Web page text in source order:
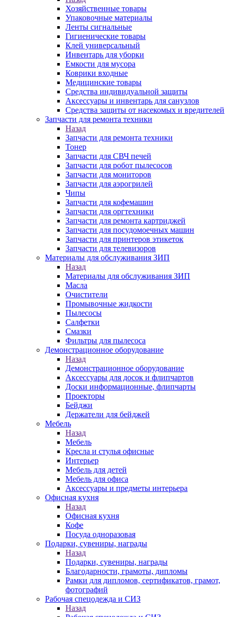
Хозяйственные товары
Упаковочные материалы
Ленты сигнальные
Гигиенические товары
Клей универсальный
Инвентарь для уборки
Емкости для мусора
Коврики входные
Медицинские товары
Средства индивидуальной защиты
Аксессуары и инвентарь для санузлов
Средства защиты от насекомых и вредителей
Запчасти для ремонта техники
Назад
Запчасти для ремонта техники
Тонер
Запчасти для СВЧ печей
Запчасти для робот пылесосов
Запчасти для мониторов
Запчасти для аэрогрилей
Чипы
Запчасти для кофемашин
Запчасти для оргтехники
Запчасти для ремонта картриджей
Запчасти для посудомоечных машин
Запчасти для принтеров этикеток
Запчасти для телевизоров
Материалы для обслуживания ЗИП
Назад
Материалы для обслуживания ЗИП
Масла
Очистители
Промывочные жидкости
Пылесосы
Салфетки
Смазки
Фильтры для пылесоса
Демонстрационное оборудование
Назад
Демонстрационное оборудование
Аксессуары для досок и флипчартов
Доски информационные, флипчарты
Проекторы
Бейджи
Держатели для бейджей
Мебель
Назад
Мебель
Кресла и стулья офисные
Интерьер
Мебель для детей
Мебель для офиса
Аксессуары и предметы интерьера
Офисная кухня
Назад
Офисная кухня
Кофе
Посуда одноразовая
Подарки, сувениры, награды
Назад
Подарки, сувениры, награды
Благодарности, грамоты, дипломы
Рамки для дипломов, сертификатов, грамот,
фотографий
Рабочая спецодежда и СИЗ
Назад